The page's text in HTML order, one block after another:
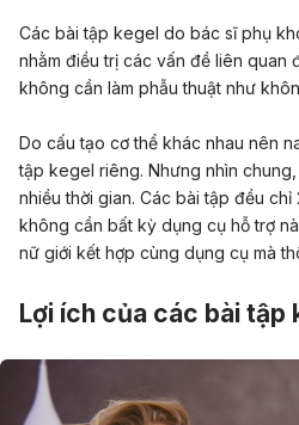
Các bài tập kegel do bác sĩ phụ
nhằm điều trị các vấn đề liên quan
không cần làm phẫu thuật như
Do cấu tạo cơ thể khác nhau nên
tập kegel riêng. Nhưng nhìn
nhiều thời gian. Các bài tập đều
không cần bất kỳ dụng cụ hỗ trợ
nữ giới kết hợp cùng dụng cụ mà
Lợi ích của các bài tập